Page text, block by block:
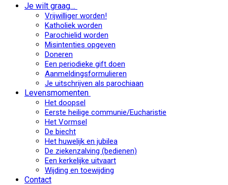
Je wilt graag…
Vrijwilliger worden!
Katholiek worden
Parochielid worden
Misintenties opgeven
Doneren
Een periodieke gift doen
Aanmeldingsformulieren
Je uitschrijven als parochiaan
Levensmomenten
Het doopsel
Eerste heilige communie/Eucharistie
Het Vormsel
De biecht
Het huwelijk en jubilea
De ziekenzalving (bedienen)
Een kerkelijke uitvaart
Wijding en toewijding
Contact